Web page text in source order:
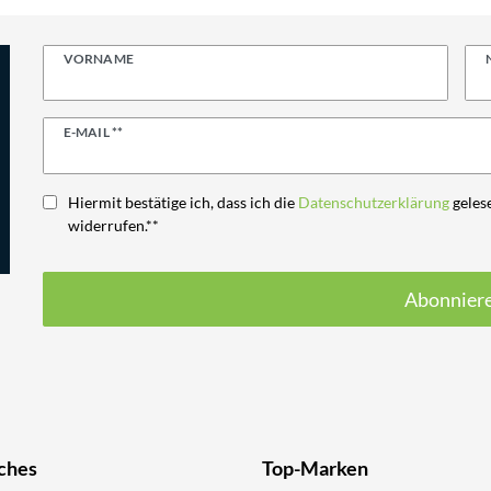
VORNAME
E-MAIL **
Newsletter
Hiermit bestätige ich, dass ich die Daten­schutz­erklärung
widerrufen.**
Top-Marken